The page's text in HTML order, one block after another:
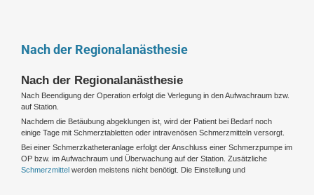
Nach der Regionalanästhesie
Nach der Regionalanästhesie
Nach Beendigung der Operation erfolgt die Verlegung in den Aufwachraum bzw.
auf Station.
Nachdem die Betäubung abgeklungen ist, wird der Patient bei Bedarf noch
einige Tage mit Schmerztabletten oder intravenösen Schmerzmitteln versorgt.
Bei einer Schmerzkatheteranlage erfolgt der Anschluss einer Schmerzpumpe im
OP bzw. im Aufwachraum und Überwachung auf der Station. Zusätzliche
Schmerzmittel werden meistens nicht benötigt. Die Einstellung und